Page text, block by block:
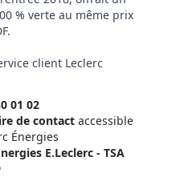
% verte au même prix
client Leclerc
01 02
de contact accessible
Énergies
E.Leclerc - TSA